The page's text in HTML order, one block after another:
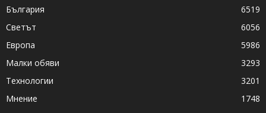
България
6519
Светът
6056
Европа
5986
Малки обяви
3293
Технологии
3201
Мнение
1748